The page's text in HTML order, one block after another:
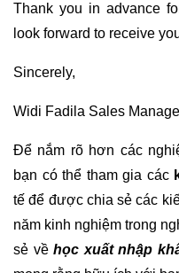
Thank you in advance
look forward to receive
Sincerely,
Widi Fadila Sales
Để nắm rõ hơn các
bạn có thể tham gia các
tế để được chia sẻ các
năm kinh nghiệm trong
sẻ về học xuất nhập